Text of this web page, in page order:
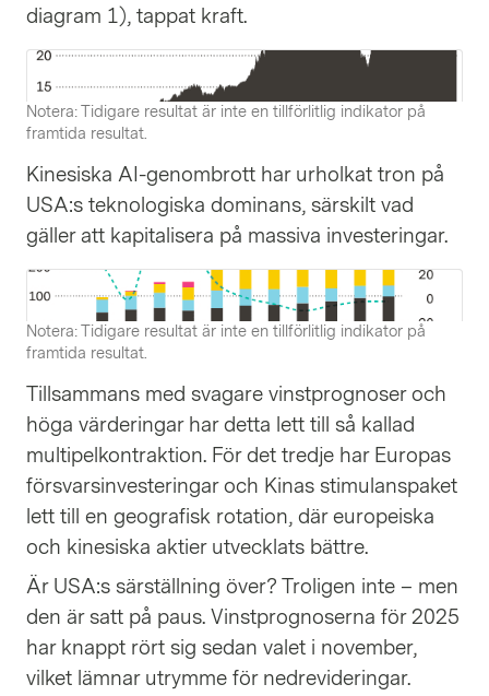
diagram 1), tappat kraft.
Notera: Tidigare resultat är inte en tillförlitlig indikator på
framtida resultat.
Kinesiska AI-genombrott har urholkat tron på
USA:s teknologiska dominans, särskilt vad
gäller att kapitalisera på massiva investeringar.
Notera: Tidigare resultat är inte en tillförlitlig indikator på
framtida resultat.
Tillsammans med svagare vinstprognoser och
höga värderingar har detta lett till så kallad
multipelkontraktion. För det tredje har Europas
försvarsinvesteringar och Kinas stimulanspaket
lett till en geografisk rotation, där europeiska
och kinesiska aktier utvecklats bättre.
Är USA:s särställning över? Troligen inte – men
den är satt på paus. Vinstprognoserna för 2025
har knappt rört sig sedan valet i november,
vilket lämnar utrymme för nedrevideringar.